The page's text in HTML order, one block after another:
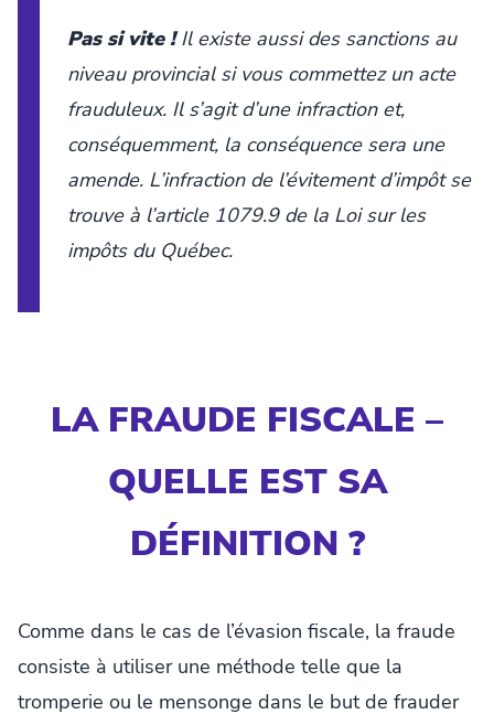
Pas si vite !Il existe aussi des sanctions au
niveau provincial si vous commettez un acte
frauduleux. Il s’agit d’une infraction et,
conséquemment, la conséquence sera une
amende. L’infraction de l’évitement d’impôt se
trouve à l’article 1079.9 de la Loi sur les
impôts du Québec.
LA FRAUDE FISCALE –
QUELLE EST SA
DÉFINITION ?
Comme dans le cas de l’évasion fiscale, la fraude
consiste à utiliser une méthode telle que la
tromperie ou le mensonge dans le but de frauder